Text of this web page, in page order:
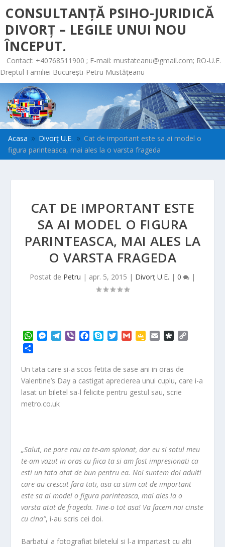
CONSULTANȚĂ PSIHO-JURIDICĂ
DIVORȚ – LEGILE UNUI NOU
ÎNCEPUT.
Contact: +40768511900 ; E-mail: mustateanu@gmail.com; RO-U.E.
Dreptul Familiei București-Petru Mustățeanu
Acasa 9 Divorț U.E. 9 Cat de important este sa ai model o
figura parinteasca, mai ales la o varsta frageda
CAT DE IMPORTANT ESTE
SA AI MODEL O FIGURA
PARINTEASCA, MAI ALES LA
O VARSTA FRAGEDA
Postat de Petru | apr. 5, 2015 | Divorț U.E. | 0 |
W
t
A
p
p
M
s
e
n
g
e
T
e
r
a
V
e
e
b
o
o
p
T
t
e
r
G
i
G
g
e
C
r
o
o
m
i
D
s
o
r
i
r
t
a
j
e
Un tata care si-a scos fetita de sase ani in oras de
Valentine’s Day a castigat aprecierea unui cuplu, care i-a
lasat un biletel sa-l felicite pentru gestul sau, scrie
metro.co.uk
„Salut, ne pare rau ca te-am spionat, dar eu si sotul meu
te-am vazut in oras cu fiica ta si am fost impresionati ca
esti un tata atat de bun pentru ea. Noi suntem doi adulti
care au crescut fara tati, asa ca stim cat de important
este sa ai model o figura parinteasca, mai ales la o
varsta atat de frageda. Tine-o tot asa! Va facem noi cinste
cu cina”, i-au scris cei doi.
Barbatul a fotografiat biletelul si l-a impartasit cu alti